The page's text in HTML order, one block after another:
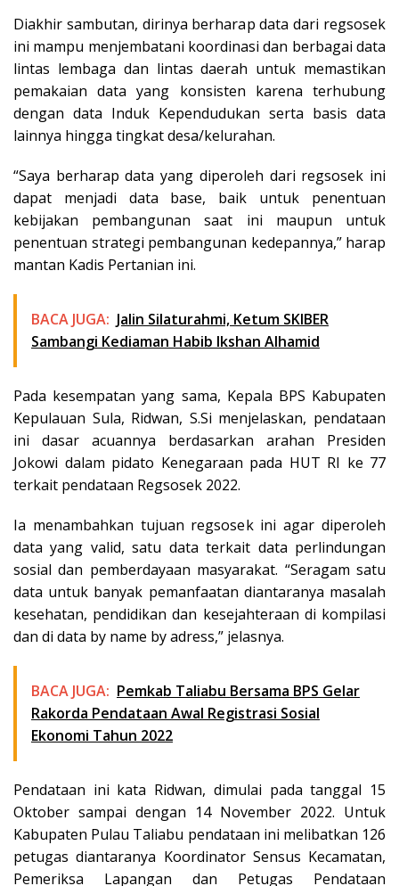
Diakhir sambutan, dirinya berharap data dari regsosek
ini mampu menjembatani koordinasi dan berbagai data
lintas lembaga dan lintas daerah untuk memastikan
pemakaian data yang konsisten karena terhubung
dengan data Induk Kependudukan serta basis data
lainnya hingga tingkat desa/kelurahan.
“Saya berharap data yang diperoleh dari regsosek ini
dapat menjadi data base, baik untuk penentuan
kebijakan pembangunan saat ini maupun untuk
penentuan strategi pembangunan kedepannya,” harap
mantan Kadis Pertanian ini.
BACA JUGA: Jalin Silaturahmi, Ketum SKIBER
Sambangi Kediaman Habib Ikshan Alhamid
Pada kesempatan yang sama, Kepala BPS Kabupaten
Kepulauan Sula, Ridwan, S.Si menjelaskan, pendataan
ini dasar acuannya berdasarkan arahan Presiden
Jokowi dalam pidato Kenegaraan pada HUT RI ke 77
terkait pendataan Regsosek 2022.
Ia menambahkan tujuan regsosek ini agar diperoleh
data yang valid, satu data terkait data perlindungan
sosial dan pemberdayaan masyarakat. “Seragam satu
data untuk banyak pemanfaatan diantaranya masalah
kesehatan, pendidikan dan kesejahteraan di kompilasi
dan di data by name by adress,” jelasnya.
BACA JUGA: Pemkab Taliabu Bersama BPS Gelar
Rakorda Pendataan Awal Registrasi Sosial
Ekonomi Tahun 2022
Pendataan ini kata Ridwan, dimulai pada tanggal 15
Oktober sampai dengan 14 November 2022. Untuk
Kabupaten Pulau Taliabu pendataan ini melibatkan 126
petugas diantaranya Koordinator Sensus Kecamatan,
Pemeriksa Lapangan dan Petugas Pendataan